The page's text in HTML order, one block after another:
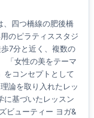
、四つ橋線の肥後橋
のピラティススタジ
7分と近く、複数の
「女性の美をテーマ
をコンセプトとして
論を取り入れたレッ
に基づいたレッスン
ビューティー ヨガ&